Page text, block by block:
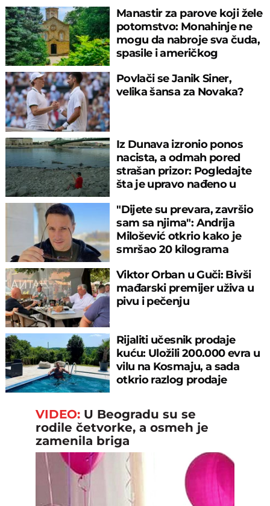
Manastir za parove koji žele
potomstvo: Monahinje ne
mogu da nabroje sva čuda,
spasile i američkog
Povlači se Janik Siner,
velika šansa za Novaka?
Iz Dunava izronio ponos
nacista, a odmah pored
strašan prizor: Pogledajte
šta je upravo nađeno u
"Dijete su prevara, završio
sam sa njima": Andrija
Milošević otkrio kako je
smršao 20 kilograma
Viktor Orban u Guči: Bivši
mađarski premijer uživa u
pivu i pečenju
Rijaliti učesnik prodaje
kuću: Uložili 200.000 evra u
vilu na Kosmaju, a sada
otkrio razlog prodaje
VIDEO: U Beogradu su se
rodile četvorke, a osmeh je
zamenila briga